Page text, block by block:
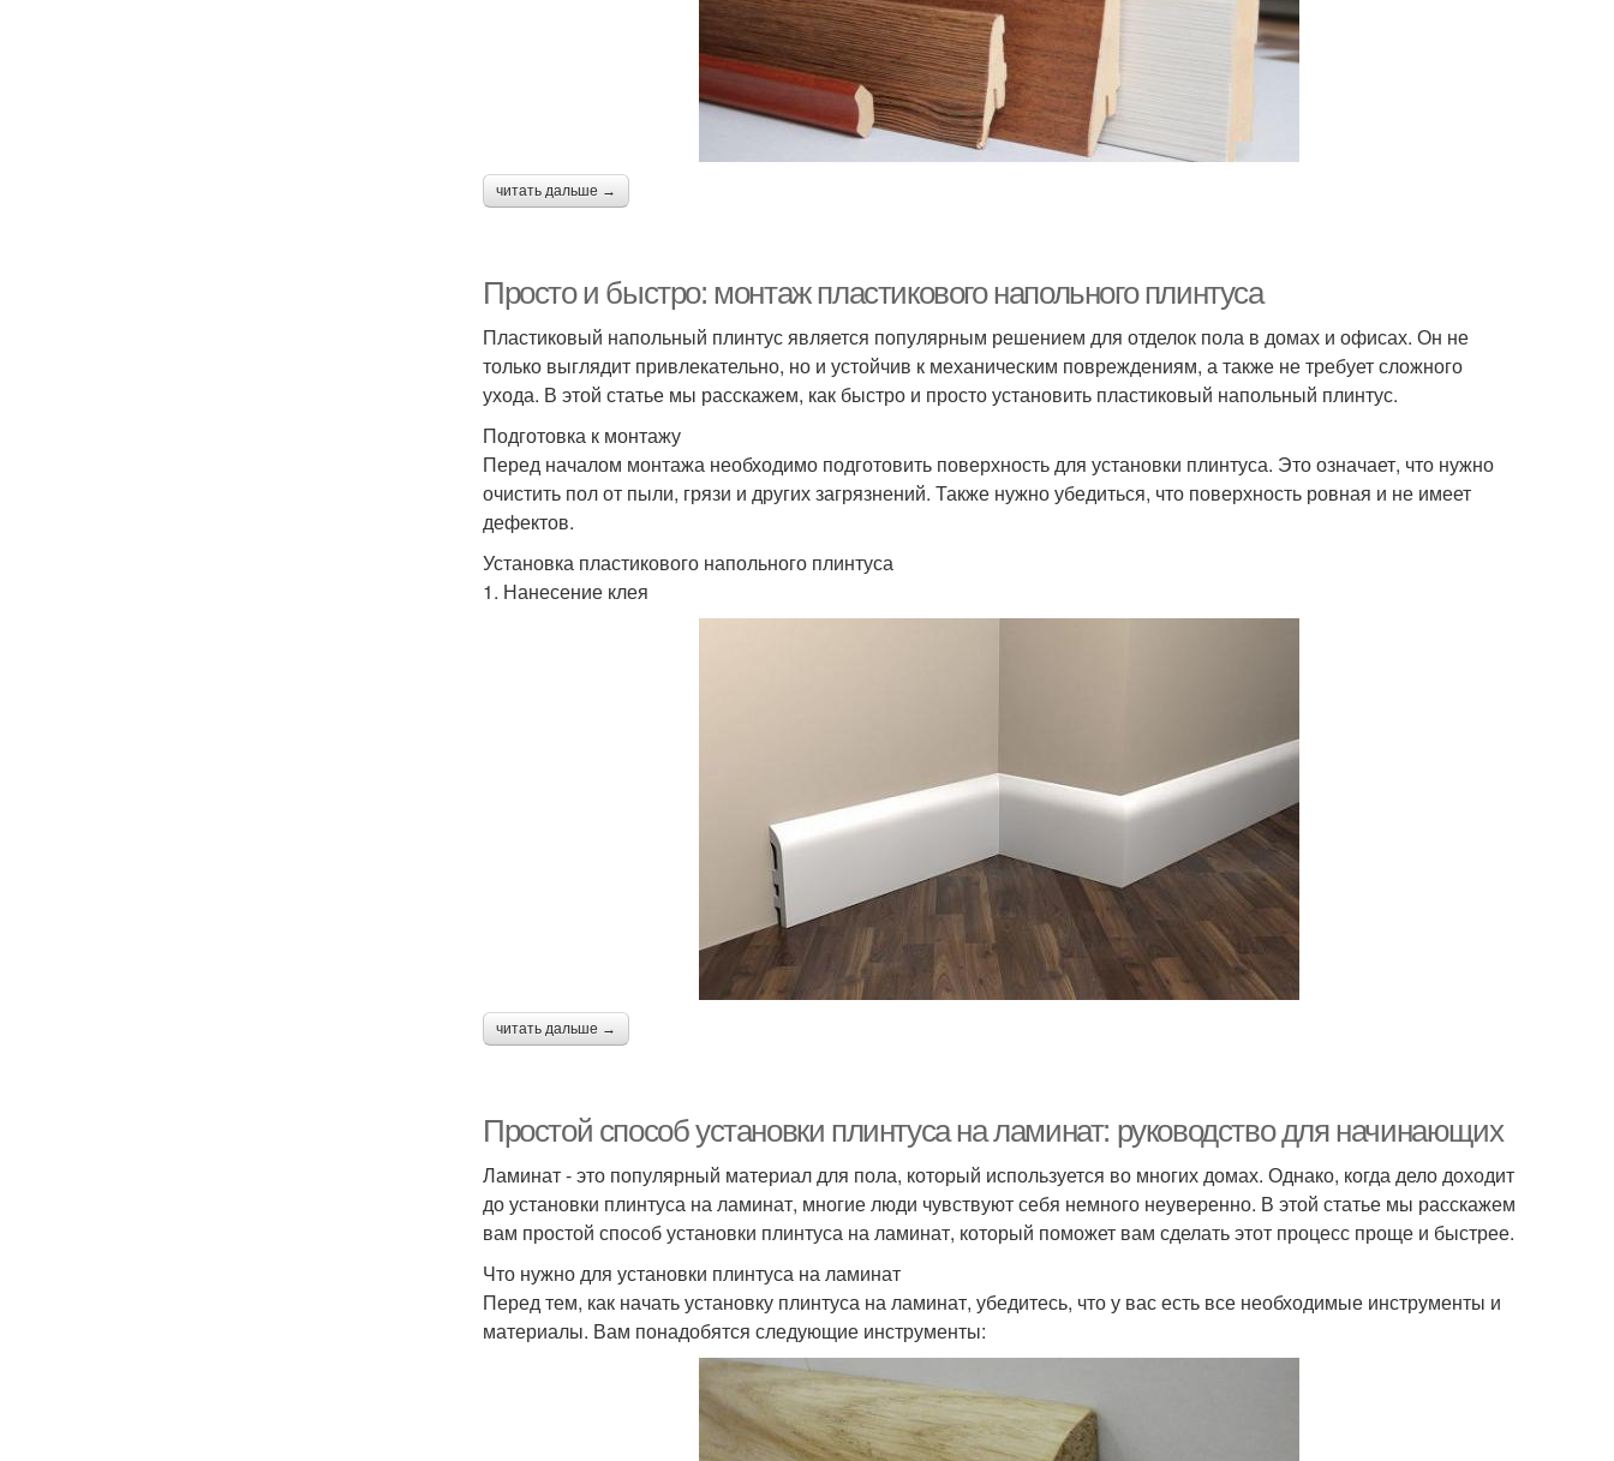
читать дальше →
Просто и быстро: монтаж пластикового напольного плинтуса
Пластиковый напольный плинтус является популярным решением для отделок пола в домах и офисах. Он не
только выглядит привлекательно, но и устойчив к механическим повреждениям, а также не требует сложного
ухода. В этой статье мы расскажем, как быстро и просто установить пластиковый напольный плинтус.
Подготовка к монтажу
Перед началом монтажа необходимо подготовить поверхность для установки плинтуса. Это означает, что нужно
очистить пол от пыли, грязи и других загрязнений. Также нужно убедиться, что поверхность ровная и не имеет
дефектов.
Установка пластикового напольного плинтуса
1. Нанесение клея
читать дальше →
Простой способ установки плинтуса на ламинат: руководство для начинающих
Ламинат - это популярный материал для пола, который используется во многих домах. Однако, когда дело доходит
до установки плинтуса на ламинат, многие люди чувствуют себя немного неуверенно. В этой статье мы расскажем
вам простой способ установки плинтуса на ламинат, который поможет вам сделать этот процесс проще и быстрее.
Что нужно для установки плинтуса на ламинат
Перед тем, как начать установку плинтуса на ламинат, убедитесь, что у вас есть все необходимые инструменты и
материалы. Вам понадобятся следующие инструменты: